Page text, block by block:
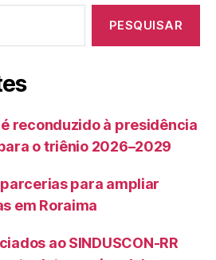
reconduzido à presidência
o triênio 2026–2029
para ampliar
em Roraima
ao SINDUSCON-RR